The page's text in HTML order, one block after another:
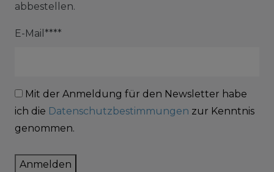
abbestellen.
E-Mail****
Mit der Anmeldung für den Newsletter habe
ich die Datenschutzbestimmungen zur Kenntnis
genommen.
Anmelden